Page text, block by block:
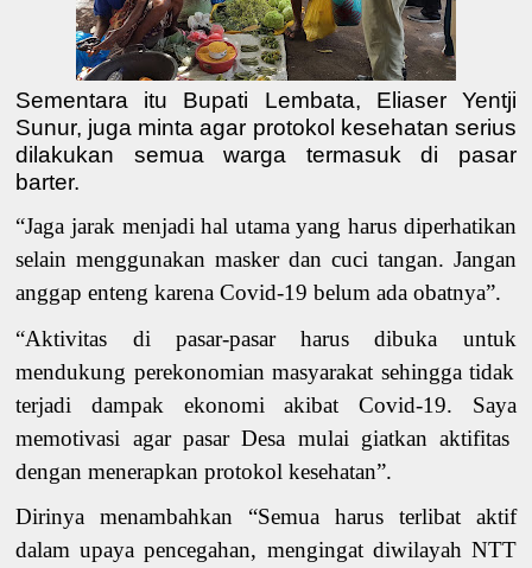
Sementara itu Bupati Lembata, Eliaser Yentji
Sunur, juga minta agar protokol kesehatan serius
dilakukan semua warga termasuk di pasar
barter.
“Jagajarak menjadi hal utama yang harus diperhatikan
selain menggunakan masker dan cuci tangan. Jangan
anggap enteng karena Covid-19 belum ada obatnya”.
“Aktivitas di pasar-pasarharus dibuka untuk
mendukung perekonomian masyarakat sehingga tidak
terjadi dampak ekonomi akibat Covid-19.
Saya
memotivasi agarpasar Desa mulai giatkan aktifitas
dengan menerapkan protokol kesehatan”.
Dirinya menambahkan “Semua harusterlibat aktif
dalam upaya pencegahan, mengingat diwilayah NTT